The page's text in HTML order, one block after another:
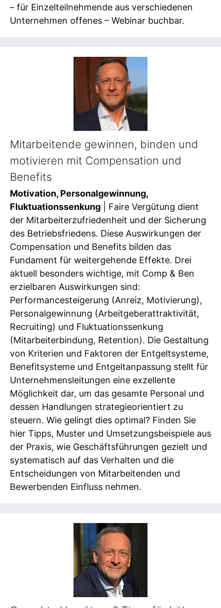
– für Einzelteilnehmende aus verschiedenen
Unternehmen offenes – Webinar buchbar.
Mitarbeitende gewinnen, binden und
motivieren mit Compensation und
Benefits
Motivation, Personalgewinnung,
Fluktuationssenkung | Faire Vergütung dient
der Mitarbeiterzufriedenheit und der Sicherung
des Betriebsfriedens. Diese Auswirkungen der
Compensation und Benefits bilden das
Fundament für weitergehende Effekte. Drei
aktuell besonders wichtige, mit Comp & Ben
erzielbaren Auswirkungen sind:
Performancesteigerung (Anreiz, Motivierung),
Personalgewinnung (Arbeitgeberattraktivität,
Recruiting) und Fluktuationssenkung
(Mitarbeiterbindung, Retention). Die Gestaltung
von Kriterien und Faktoren der Entgeltsysteme,
Benefitsysteme und Entgeltanpassung stellt für
Unternehmensleitungen eine exzellente
Möglichkeit dar, um das gesamte Personal und
dessen Handlungen strategieorientiert zu
steuern. Wie gelingt dies optimal? Finden Sie
hier Tipps, Muster und Umsetzungsbeispiele aus
der Praxis, wie Geschäftsführungen gezielt und
systematisch auf das Verhalten und die
Entscheidungen von Mitarbeitenden und
Bewerbenden Einfluss nehmen.